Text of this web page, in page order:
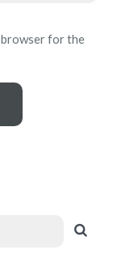
browser for the